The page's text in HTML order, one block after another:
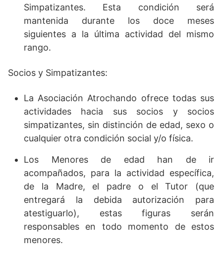
Simpatizantes. Esta condición será
mantenida durante los doce meses
siguientes a la última actividad del mismo
rango.
Socios y Simpatizantes:
La Asociación Atrochando ofrece todas sus
actividades hacia sus socios y socios
simpatizantes, sin distinción de edad, sexo o
cualquier otra condición social y/o física.
Los Menores de edad han de ir
acompañados, para la actividad específica,
de la Madre, el padre o el Tutor (que
entregará la debida autorización para
atestiguarlo), estas figuras serán
responsables en todo momento de estos
menores.